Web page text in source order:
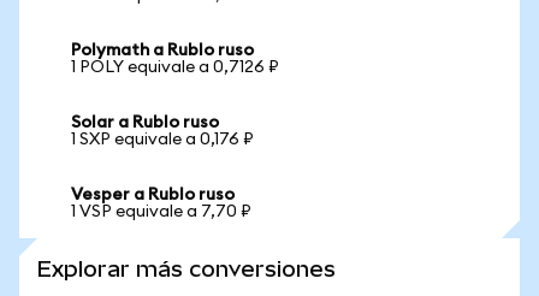
Polymath a Rublo ruso
1 POLY equivale a 0,7126 ₽
Solar a Rublo ruso
1 SXP equivale a 0,176 ₽
Vesper a Rublo ruso
1 VSP equivale a 7,70 ₽
Explorar más conversiones